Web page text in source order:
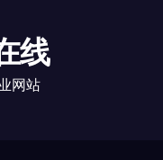
线
网站